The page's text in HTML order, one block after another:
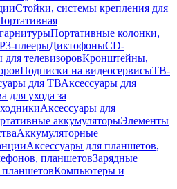
Стойки, системы крепления для
Портативные колонки,
плеерыДиктофоныCD-
для телевизоровКронштейны,
Подписки на видеосервисыТВ-
для ТВАксессуары для
для ухода за
Аксессуары для
аккумуляторыЭлементы
Аккумуляторные
Аксессуары для планшетов,
планшетовЗарядные
планшетовКомпьютеры и